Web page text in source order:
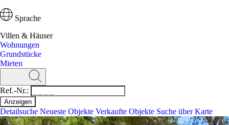
Sprache
Villen & Häuser
Wohnungen
Grundstücke
Mieten
Ref.-Nr.:
Detailsuche Neueste Objekte Verkaufte Objekte Suche über Karte